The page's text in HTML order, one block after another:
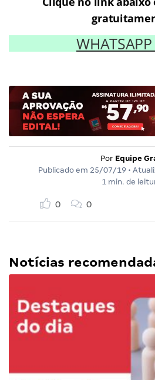
Por Equipe
Publicado em 25/07/19 •
1 min. de
0 0
Notícias